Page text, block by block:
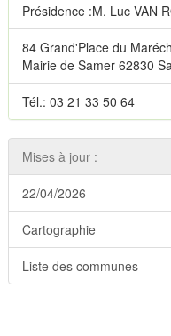
Présidence :M. Luc VAN
84 Grand'Place du
Mairie de Samer 62830
Tél.: 03 21 33 50 64
Mises à jour :
22/04/2026
Cartographie
Liste des communes